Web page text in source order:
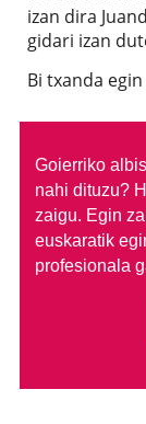
izan dira
gidari izan
Bi txanda
Goierriko
nahi dituzu?
zaigu. Egin
euskaratik
profesionala